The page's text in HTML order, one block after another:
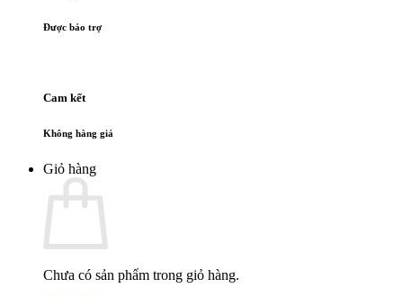
Được bảo trợ
Cam kết
Không hàng giả
Giỏ hàng
Chưa có sản phẩm trong giỏ hàng.